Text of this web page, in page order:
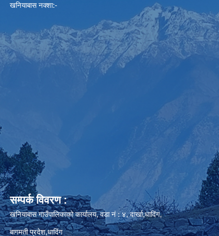
खनियाबास नक्शा:-
सम्पर्क विवरण :
खनियाबास गाउँपालिकाको कार्यालय, वडा नं : ४, दार्खा,धादिंग,
बागमती प्रदेश,धादिंग